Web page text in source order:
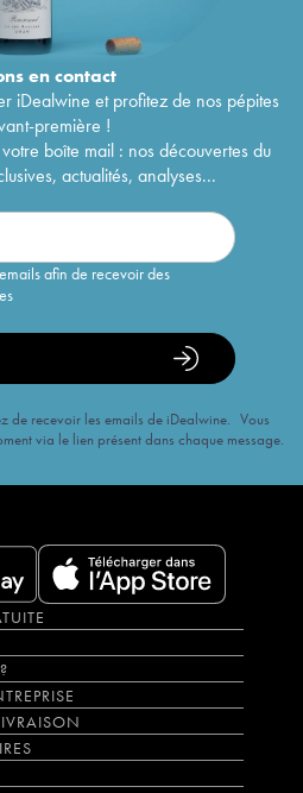
encontact
iDealwine et profitez de nos pépites
première !
boîte mail : nos découvertes du
actualités, analyses...
afin de recevoir des
de recevoir les emails de iDealwine. Vous
via le lien présent dans chaque message.